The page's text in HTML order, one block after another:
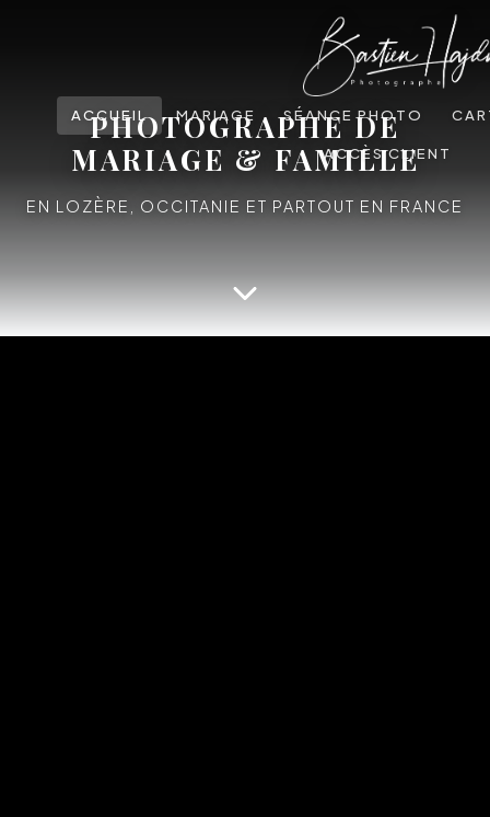
ACCUEIL MARIAGE SÉANCE PHOTO
ACCÈS CLIENT
PHOTOGRAPHE DE
MARIAGE & FAMILLE
EN LOZÈRE, OCCITANIE ET PARTOUT EN FRANCE